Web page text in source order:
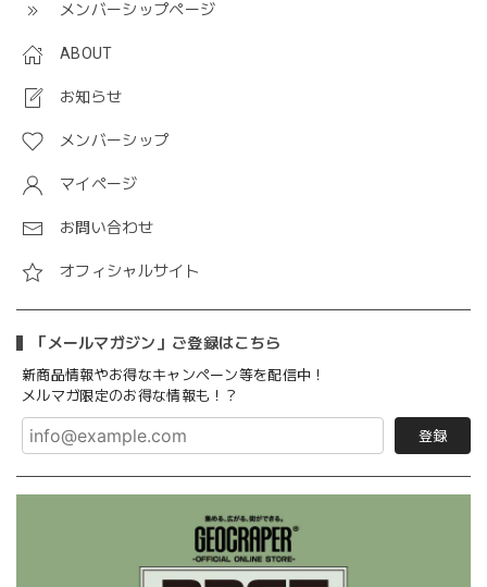
メンバーシップページ
ABOUT
お知らせ
メンバーシップ
マイページ
お問い合わせ
オフィシャルサイト
「メールマガジン」ご登録はこちら
新商品情報やお得なキャンペーン等を配信中！
メルマガ限定のお得な情報も！？
登録